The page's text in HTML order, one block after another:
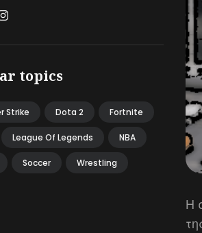
topics
Strike Dota 2 Fortnite
League Of Legends NBA
Soccer Wrestling
Η